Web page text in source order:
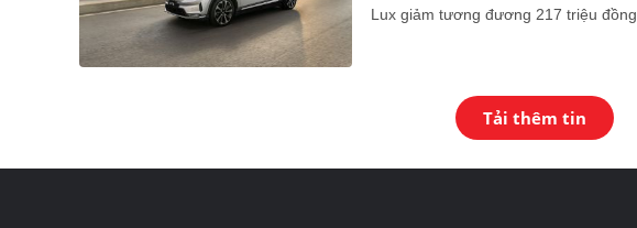
Lux giảm tương đương 217 triệu đồng.
Tải thêm tin